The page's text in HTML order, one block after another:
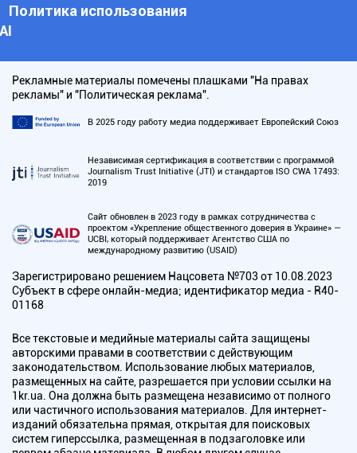
Политика использования
АI
Рекламные материалы помечены плашками "На правах
рекламы" и "Политическая реклама".
В 2025 году работу медиа поддерживает Европейский Союз
Независимая сертификация в соответствии с программой
Journalism Trust Initiative (JTI) и стандартов ISO CWA 17493:
2019
Сайт обновлен в 2023 году в рамках сотрудничества с
проектом «Укрепление общественного доверия в Украине» —
UCBI, который поддерживает Агентство США по
международному развитию (USAID)
Зарегистрировано решением Нацсовета №703 от 10.08.2023
Субъект в сфере онлайн-медиа; идентификатор медиа - R40-
01168
Все текстовые и медийные материалы сайта защищены
авторскими правами в соответствии с действующим
законодательством. Использование любых материалов,
размещенных на сайте, разрешается при условии ссылки на
1kr.ua. Она должна быть размещена независимо от полного
или частичного использования материалов. Для интернет-
изданий обязательна прямая, открытая для поисковых
систем гиперссылка, размещенная в подзаголовке или